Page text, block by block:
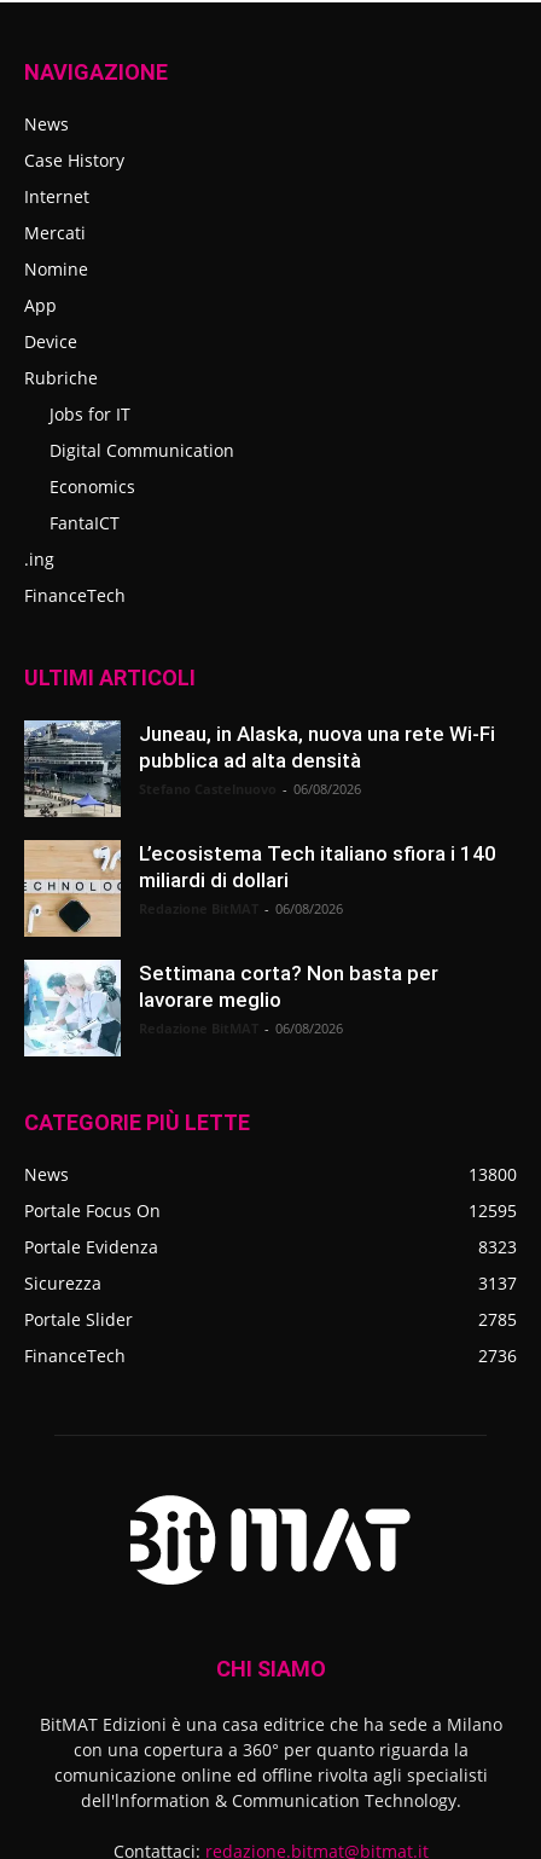
NAVIGAZIONE
News
Case History
Internet
Mercati
Nomine
App
Device
Rubriche
Jobs for IT
Digital Communication
Economics
FantaICT
.ing
FinanceTech
ULTIMI ARTICOLI
Juneau, in Alaska, nuova una rete Wi-Fi
pubblica ad alta densità
- 06/08/2026
L’ecosistema Tech italiano sfiora i 140
miliardi di dollari
- 06/08/2026
Settimana corta? Non basta per
lavorare meglio
- 06/08/2026
CATEGORIE PIÙ LETTE
News
13800
Portale Focus On
12595
Portale Evidenza
8323
Sicurezza
3137
Portale Slider
2785
FinanceTech
2736
CHI SIAMO
BitMAT Edizioni è una casa editrice che ha sede a Milano
con una copertura a 360° per quanto riguarda la
comunicazione online ed offline rivolta agli specialisti
dell'lnformation & Communication Technology.
Contattaci: redazione.bitmat@bitmat.it